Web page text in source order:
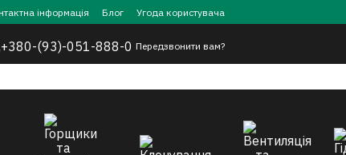
інформація Блог Угода користувача
+380-(93)-051-888-0 Передзвонити вам?